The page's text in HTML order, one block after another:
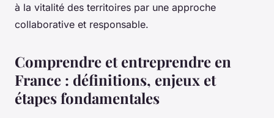
à la vitalité des territoires par une approche
collaborative et responsable.
Comprendre et entreprendre en
France : définitions, enjeux et
étapes fondamentales